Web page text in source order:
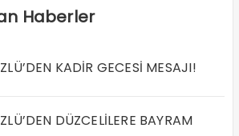
Haberler
KADİR GECESİ MESAJI!
DÜZCELİLERE BAYRAM